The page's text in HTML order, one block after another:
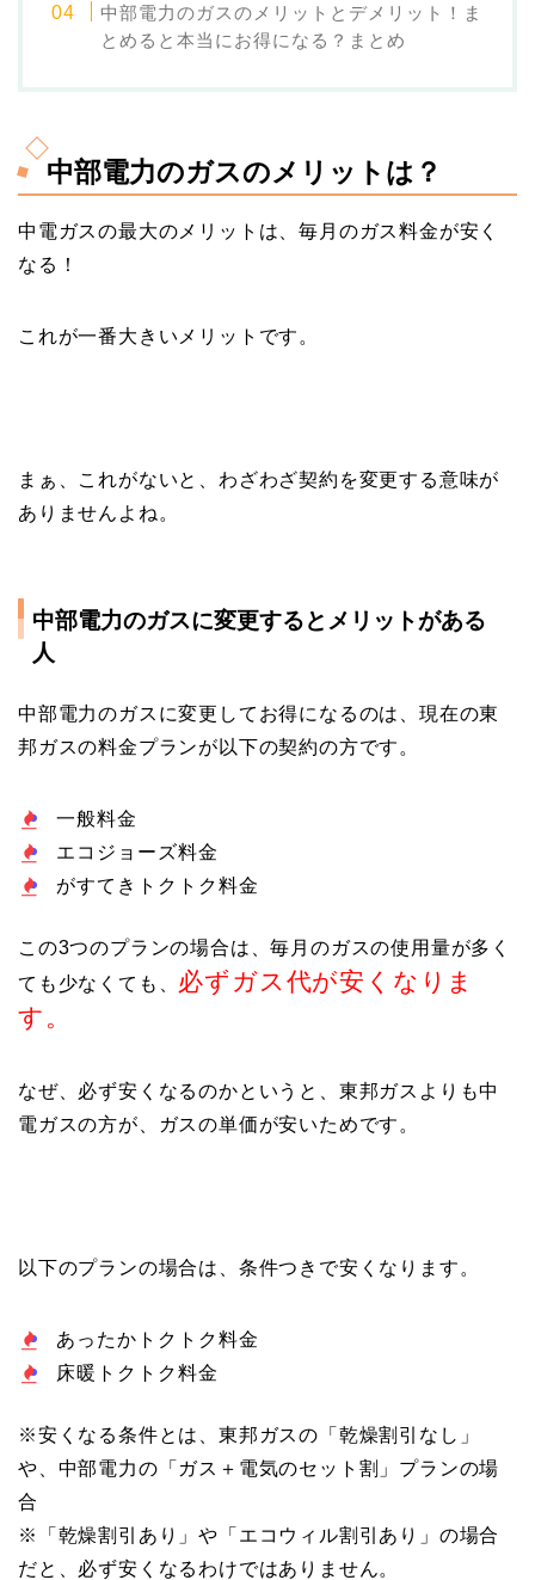
中部電力のガスのメリットとデメリット！ま
とめると本当にお得になる？まとめ
中部電力のガスのメリットは？
中電ガスの最大のメリットは、毎月のガス料金が安く
なる！
これが一番大きいメリットです。
まぁ、これがないと、わざわざ契約を変更する意味が
ありませんよね。
中部電力のガスに変更するとメリットがある
人
中部電力のガスに変更してお得になるのは、現在の東
邦ガスの料金プランが以下の契約の方です。
一般料金
エコジョーズ料金
がすてきトクトク料金
この3つのプランの場合は、毎月のガスの使用量が多く
ても少なくても、 必ずガス代が安くなりま
す。
なぜ、必ず安くなるのかというと、 東邦ガスよりも中
電ガスの方が、ガスの単価が安いためです。
以下のプランの場合は、 条件つきで安くなります。
あったかトクトク料金
床暖トクトク料金
※安くなる条件とは、東邦ガスの「乾燥割引なし」
や、中部電力の「ガス＋電気のセット割」プランの場
合
※「乾燥割引あり」や「エコウィル割引あり」の場合
だと、必ず安くなるわけではありません。